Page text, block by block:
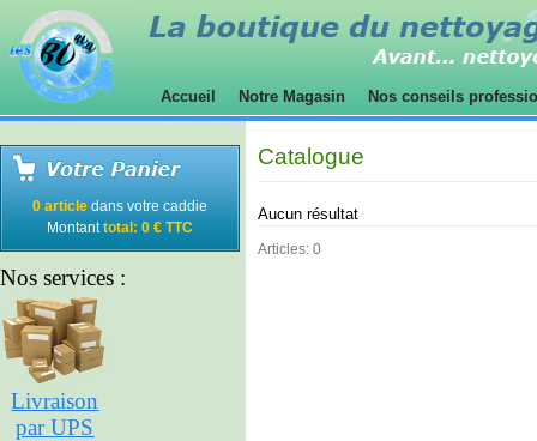
Accueil Notre Magasin Nos conseils
0 article dans votre caddie
Montanttotal: 0 € TTC
Nos services :
Livraison
par UPS
Catalogue
Aucun résultat
Articles: 0